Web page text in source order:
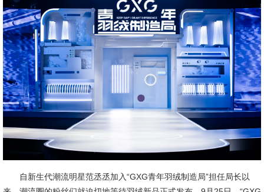
自新生代潮流明星范丞丞加入“GXG青年羽绒制造局”担任局长以